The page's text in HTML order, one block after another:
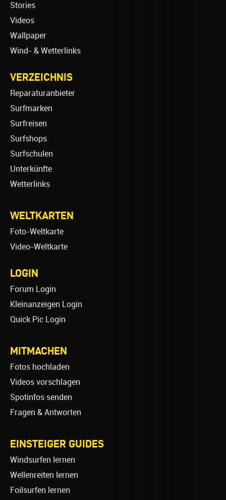
Stories
Videos
Wallpaper
Wind- & Wetterlinks
VERZEICHNIS
Reparaturanbieter
Surfmarken
Surfreisen
Surfshops
Surfschulen
Unterkünfte
Wetterlinks
WELTKARTEN
Foto-Weltkarte
Video-Weltkarte
LOGIN
Forum Login
Kleinanzeigen Login
Quick Pic Login
MITMACHEN
Fotos hochladen
Videos vorschlagen
Spotinfos senden
Fragen & Antworten
EINSTEIGER GUIDES
Windsurfen lernen
Wellenreiten lernen
Foilsurfen lernen